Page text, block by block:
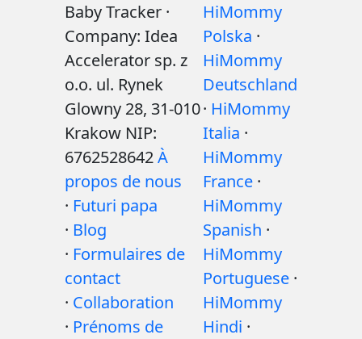
Baby Tracker ·
Company: Idea
Accelerator sp. z
o.o. ul. Rynek
Glowny 28, 31-010
Krakow NIP:
6762528642À
propos de nous
· Futuri papa
· Blog
· Formulaires de
contact
· Collaboration
· Prénoms de
HiMommy
Polska ·
HiMommy
Deutschland
· HiMommy
Italia ·
HiMommy
France ·
HiMommy
Spanish ·
HiMommy
Portuguese ·
HiMommy
Hindi ·